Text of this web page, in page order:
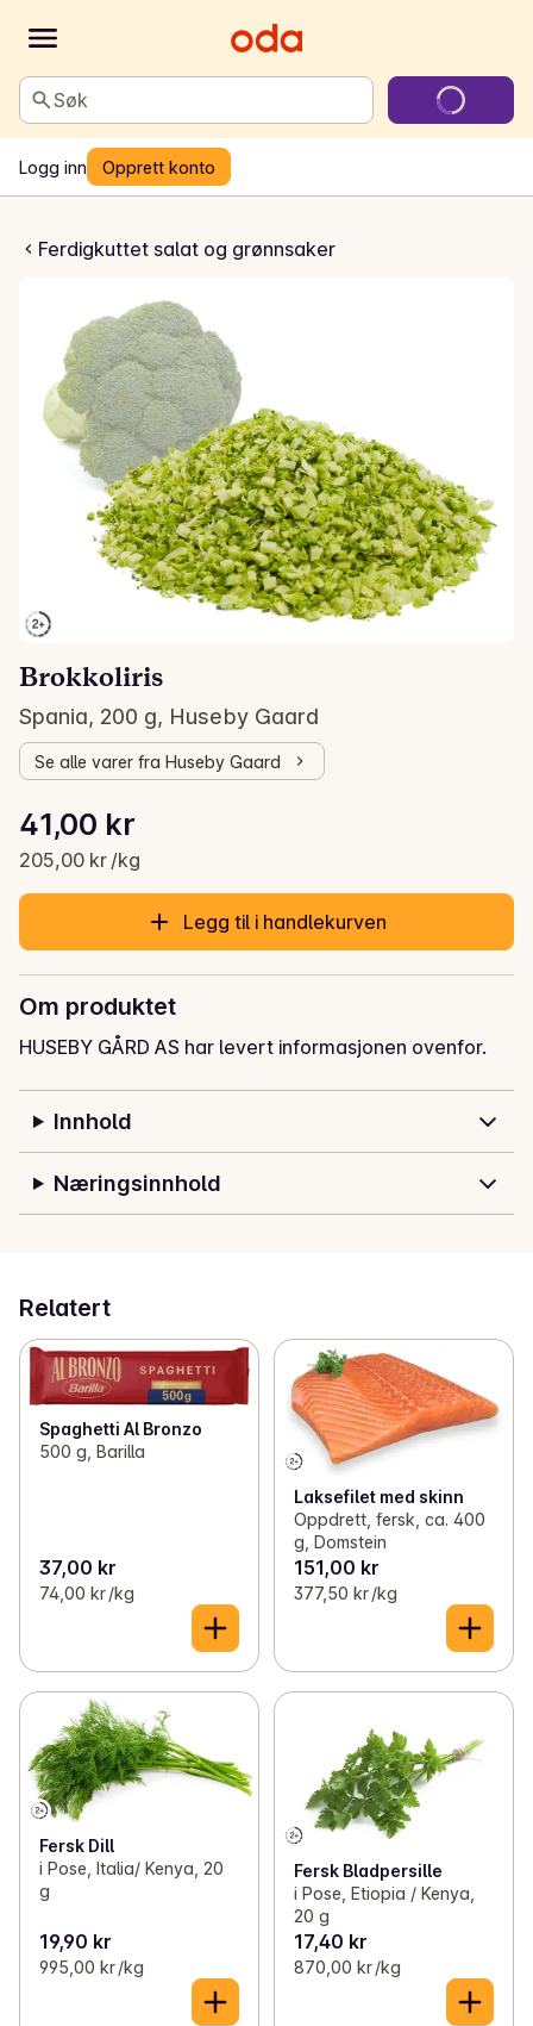
Søk
Logg inn Opprett konto
Ferdigkuttet salat og grønnsaker
Brokkoliris
Spania, 200 g, Huseby Gaard
Se alle varer fra Huseby Gaard
Gjeldende pris er: 41,00 kr
41,00 kr
205,00 kr /kg
Stykkpris: 205,00 kr /kg
Legg til i handlekurven
Om produktet
HUSEBY GÅRD AS har levert informasjonen ovenfor.
Innhold
Næringsinnhold
Relatert
Spaghetti Al Bronzo
500 g, Barilla
37,00 kr
74,00 kr /kg
Laksefilet med skinn
Oppdrett, fersk, ca. 400
g, Domstein
151,00 kr
377,50 kr /kg
Fersk Dill
i Pose, Italia/ Kenya, 20
g
19,90 kr
995,00 kr /kg
Fersk Bladpersille
i Pose, Etiopia / Kenya,
20 g
17,40 kr
870,00 kr /kg